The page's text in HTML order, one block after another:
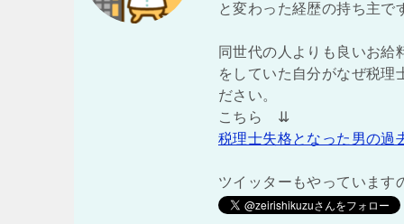
と変わった経歴の持ち主で
同世代の人よりも良いお給
をしていた自分がなぜ税理
ださい。
こちら ⇊
税理士失格となった男の過
ツイッターもやっています